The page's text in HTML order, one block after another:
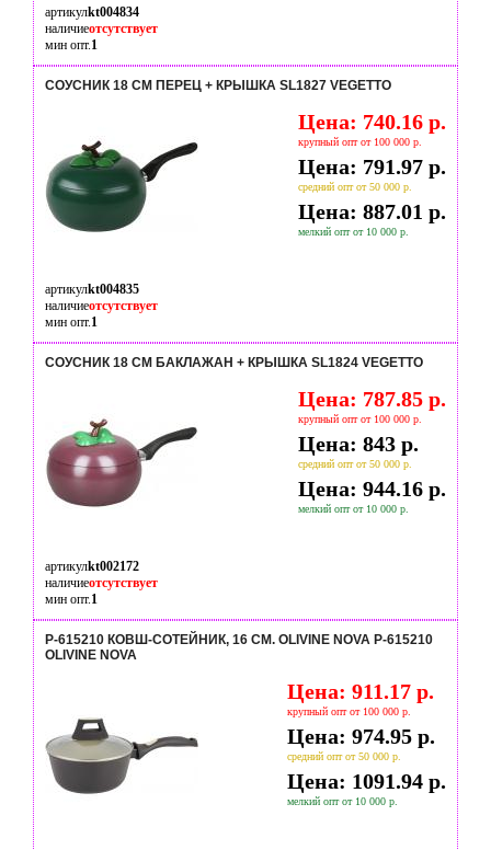
артикулkt004834
наличиеотсутствует
мин опт.1
СОУСНИК 18 СМ ПЕРЕЦ + КРЫШКА SL1827 VEGETTO
Цена: 740.16 р.
крупный опт от 100 000 р.
Цена: 791.97 р.
средний опт от 50 000 р.
Цена: 887.01 р.
мелкий опт от 10 000 р.
артикулkt004835
наличиеотсутствует
мин опт.1
СОУСНИК 18 СМ БАКЛАЖАН + КРЫШКА SL1824 VEGETTO
Цена: 787.85 р.
крупный опт от 100 000 р.
Цена: 843 р.
средний опт от 50 000 р.
Цена: 944.16 р.
мелкий опт от 10 000 р.
артикулkt002172
наличиеотсутствует
мин опт.1
P-615210 КОВШ-СОТЕЙНИК, 16 СМ. OLIVINE NOVA P-615210
OLIVINE NOVA
Цена: 911.17 р.
крупный опт от 100 000 р.
Цена: 974.95 р.
средний опт от 50 000 р.
Цена: 1091.94 р.
мелкий опт от 10 000 р.